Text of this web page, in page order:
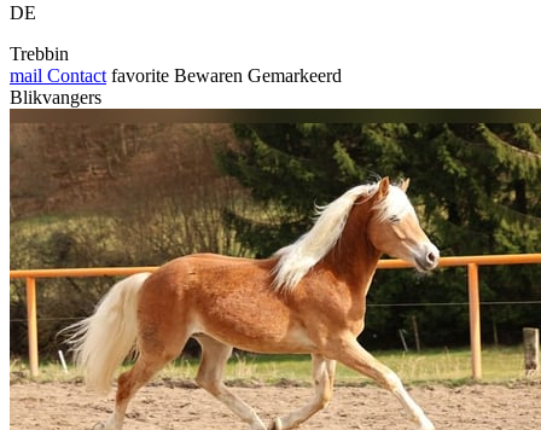
DE
Trebbin
mail Contact favorite Bewaren Gemarkeerd
Blikvangers